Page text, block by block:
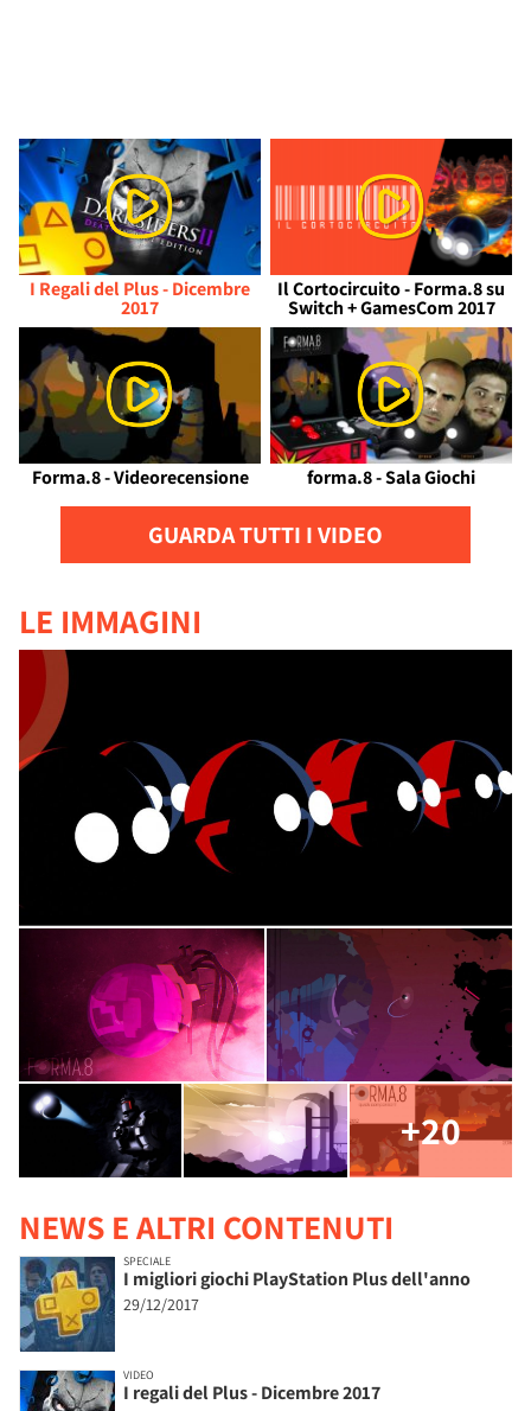
I Regali del Plus - Dicembre
2017
Il Cortocircuito - Forma.8 su
Switch + GamesCom 2017
Forma.8 - Videorecensione forma.8 - Sala Giochi
GUARDA TUTTI I VIDEO
LE IMMAGINI
+20
NEWS E ALTRI CONTENUTI
SPECIALE
I migliori giochi PlayStation Plus dell'anno
29/12/2017
VIDEO
I regali del Plus - Dicembre 2017